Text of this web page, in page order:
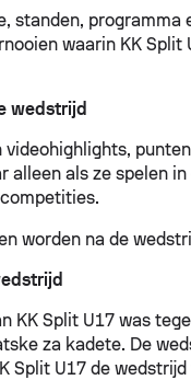
standen, programma
waarin KK Split
wedstrijd
videohighlights,
alleen als ze spelen in
worden na de
KK Split U17 was
za kadete. De
Split U17 de wedstrijd